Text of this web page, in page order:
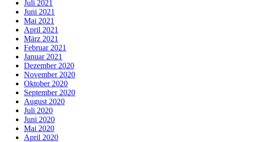
Juli 2021
Juni 2021
Mai 2021
April 2021
März 2021
Februar 2021
Januar 2021
Dezember 2020
November 2020
Oktober 2020
September 2020
August 2020
Juli 2020
Juni 2020
Mai 2020
April 2020